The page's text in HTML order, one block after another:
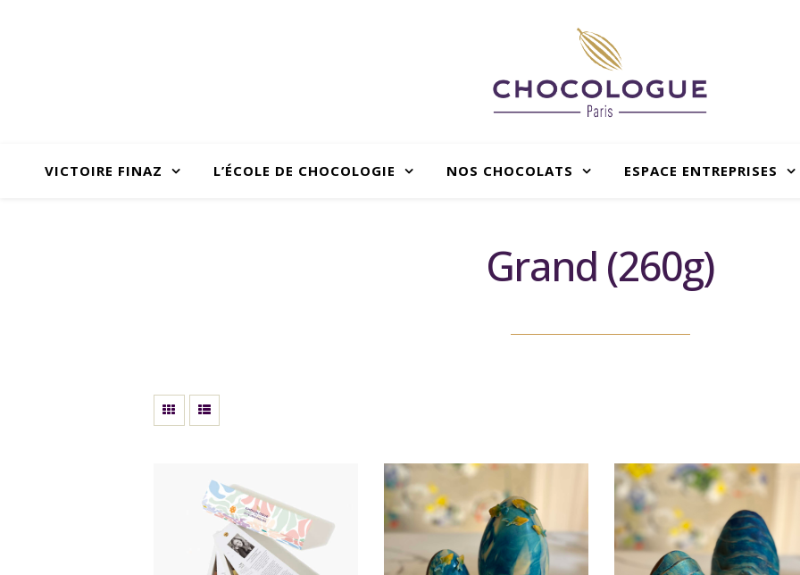
VICTOIRE FINAZ L’ÉCOLE DE CHOCOLOGIE NOS CHOCOLATS ESPACE ENTREPRISES
Grand (260g)